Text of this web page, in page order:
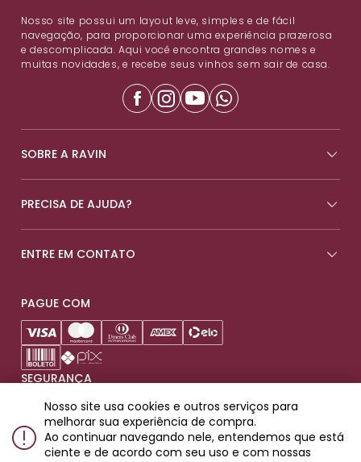
Nosso site possui um layout leve, simples e de fácil
navegação, para proporcionar uma experiência prazerosa
e descomplicada. Aqui você encontra grandes nomes e
muitas novidades, e recebe seus vinhos sem sair de casa.
SOBRE A RAVIN
PRECISA DE AJUDA?
ENTRE EM CONTATO
PAGUE COM
SEGURANÇA
Nosso site usa cookies e outros serviços para
melhorar sua experiência de compra.
Ao continuar navegando nele, entendemos que está
ciente e de acordo com seu uso e com nossas